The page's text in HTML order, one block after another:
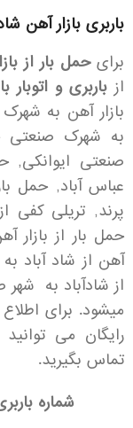
باربری بازار آهن
برایحمل بار از
از باربری و اتوبار
بازار آهن به
به شهرک صنعتی
صنعتی ایوانکی,
عباس آباد, حمل
پرند, تریلی کفی
حمل بار از بازار
آهن از شاد آباد به
از شادآباد به
میشود. برای
تماس بگیرید.
شماره باربری